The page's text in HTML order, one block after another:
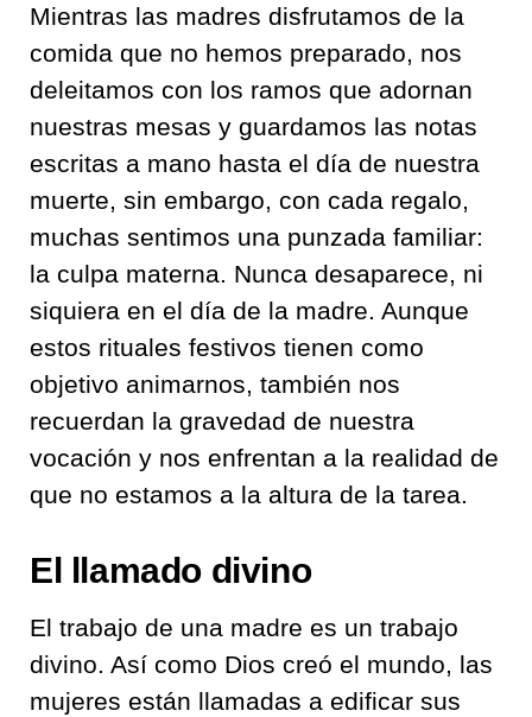
Mientras las madres disfrutamos de la
comida que no hemos preparado, nos
deleitamos con los ramos que adornan
nuestras mesas y guardamos las notas
escritas a mano hasta el día de nuestra
muerte, sin embargo, con cada regalo,
muchas sentimos una punzada familiar:
la culpa materna. Nunca desaparece, ni
siquiera en el día de la madre. Aunque
estos rituales festivos tienen como
objetivo animarnos, también nos
recuerdan la gravedad de nuestra
vocación y nos enfrentan a la realidad de
que no estamos a la altura de la tarea.
El llamado divino
El trabajo de una madre es un trabajo
divino. Así como Dios creó el mundo, las
mujeres están llamadas a edificar sus